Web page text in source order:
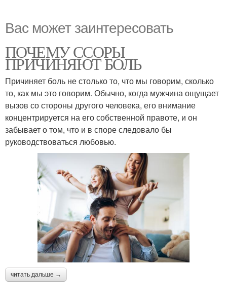
Вас может заинтересовать
ПОЧЕМУ ССОРЫ
ПРИЧИНЯЮТ БОЛЬ
Причиняет боль не столько то, что мы говорим, сколько
то, как мы это говорим. Обычно, когда мужчина ощущает
вызов со стороны другого человека, его внимание
концентрируется на его собственной правоте, и он
забывает о том, что и в споре следовало бы
руководствоваться любовью.
читать дальше →